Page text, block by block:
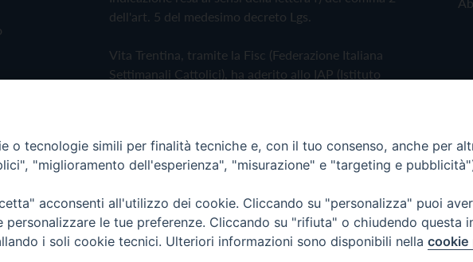
dell'art. 5 del medesimo decreto Lgs.
Vita Trentina, tramite la Fisc (Federazione Italiana
Settimanali Cattolici), ha aderito allo IAP (Istituto
Privacy Policy Cookie Policy
- Vita Trentina Editrice
o tecnologie simili per finalità tecniche e, con il tuo consenso, anche per
"miglioramento dell'esperienza", "misurazione" e "targeting e
acconsenti all'utilizzo dei cookie. Cliccando su "personalizza" puoi
le tue preferenze. Cliccando su "rifiuta" o chiudendo questa
i soli cookie tecnici. Ulteriori informazioni sono disponibili nella cookie